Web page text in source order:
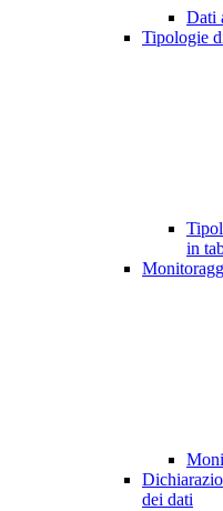
Dati
Tipologie
in
dei dati